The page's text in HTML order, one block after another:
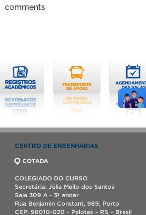
comments
CENTRO DE ENGENHARIAS
COTADA
COLEGIADO DO CURSO
Secretária: Júlia Mello dos Santos
Sala 309 A - 3º andar
Rua Benjamin Constant, 989, Porto
CEP: 96010-020 - Pelotas – RS – Brasil